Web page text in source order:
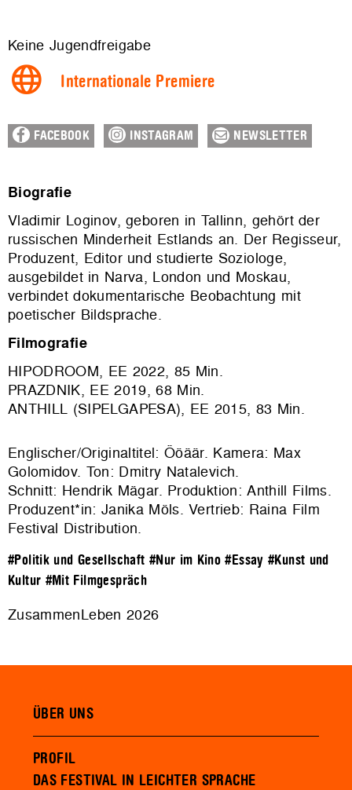
Keine Jugendfreigabe
Internationale Premiere
FACEBOOK INSTAGRAM NEWSLETTER
Biografie
Vladimir Loginov, geboren in Tallinn, gehört der
russischen Minderheit Estlands an. Der Regisseur,
Produzent, Editor und studierte Soziologe,
ausgebildet in Narva, London und Moskau,
verbindet dokumentarische Beobachtung mit
poetischer Bildsprache.
Filmografie
HIPODROOM, EE 2022, 85 Min.
PRAZDNIK, EE 2019, 68 Min.
ANTHILL (SIPELGAPESA), EE 2015, 83 Min.
Englischer/Originaltitel: Ööäär. Kamera: Max
Golomidov. Ton: Dmitry Natalevich.
Schnitt: Hendrik Mägar. Produktion: Anthill Films.
Produzent*in: Janika Möls. Vertrieb: Raina Film
Festival Distribution.
#Politik und Gesellschaft #Nur im Kino #Essay #Kunst und
Kultur #Mit Filmgespräch
ZusammenLeben 2026
ÜBER UNS
PROFIL
DAS FESTIVAL IN LEICHTER SPRACHE